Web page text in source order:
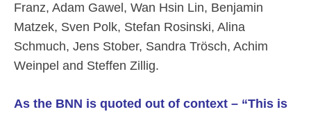
Franz, Adam Gawel, Wan Hsin Lin, Benjamin
Matzek, Sven Polk, Stefan Rosinski, Alina
Schmuch, Jens Stober, Sandra Trösch, Achim
Weinpel and Steffen Zillig.
As the BNN is quoted out of context – “This is